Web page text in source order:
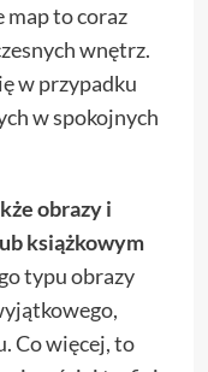
map to coraz
wnętrz.
w przypadku
w spokojnych
obrazy i
książkowym
typu obrazy
Co więcej, to